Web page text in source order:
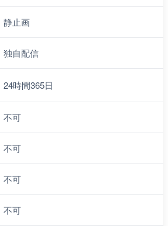
静止画
独自配信
24時間365日
不可
不可
不可
不可